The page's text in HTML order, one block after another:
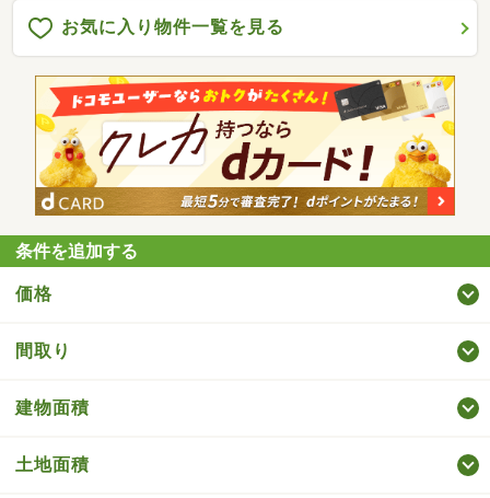
お気に入り物件一覧を見る
条件を追加する
価格
間取り
建物面積
土地面積